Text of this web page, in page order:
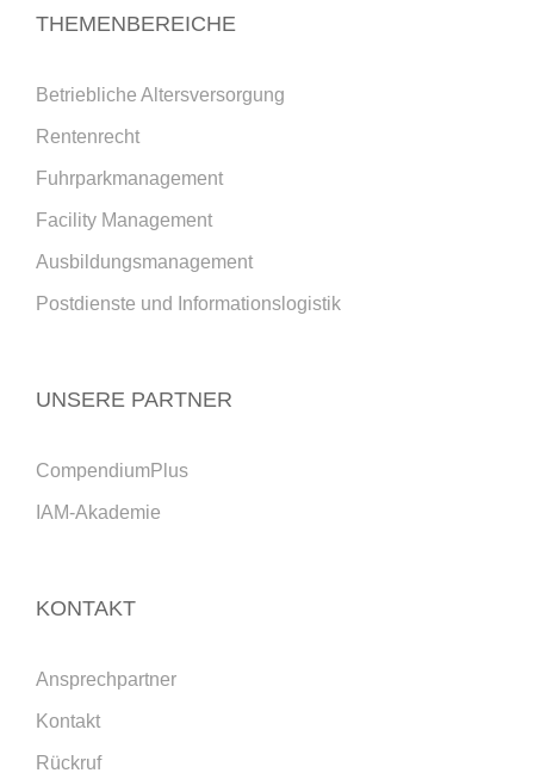
THEMENBEREICHE
Betriebliche Altersversorgung
Rentenrecht
Fuhrparkmanagement
Facility Management
Ausbildungsmanagement
Postdienste und Informationslogistik
UNSERE PARTNER
CompendiumPlus
IAM-Akademie
KONTAKT
Ansprechpartner
Kontakt
Rückruf